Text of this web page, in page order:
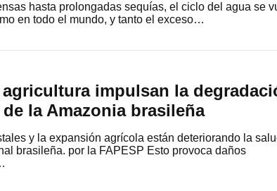
hasta prolongadas sequías, el ciclo del agua se
en todo el mundo, y tanto el exceso…
impulsan la
la Amazonia brasileña
y la expansión agrícola están deteriorando la
brasileña. por la FAPESP Esto provoca daños